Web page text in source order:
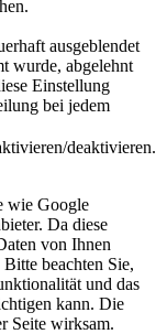
ausgeblendet
wurde, abgelehnt
Einstellung
bei jedem
deaktivieren.
wie Google
Da diese
von Ihnen
beachten Sie,
und das
kann. Die
Seite wirksam.